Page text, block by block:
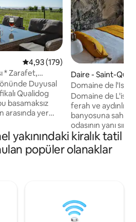
5 üzerinden ortalama 4,93
4,93 (179)
* Zarafet,
Duyusal
Qualidog
basamaksız
arasında yer
sunuyor.
donanımlı
çekyat bulunan
bir sığınak;
erişilebilir.
Daire - Saint-
Homme
Domaine de l'Isle
Michel yakınında)
Domaine de L'isle
ferah ve aydınlık
banyosuna sahip,
odasının yanı
ve tam
oluşmaktadır.
Normandiya ve
sadece birkaç
keyfini çıkarırken
yakınındaki kiralık tatil
popüler olanaklar